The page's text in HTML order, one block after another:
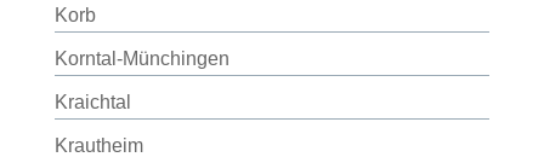
Korb
Korntal-Münchingen
Kraichtal
Krautheim